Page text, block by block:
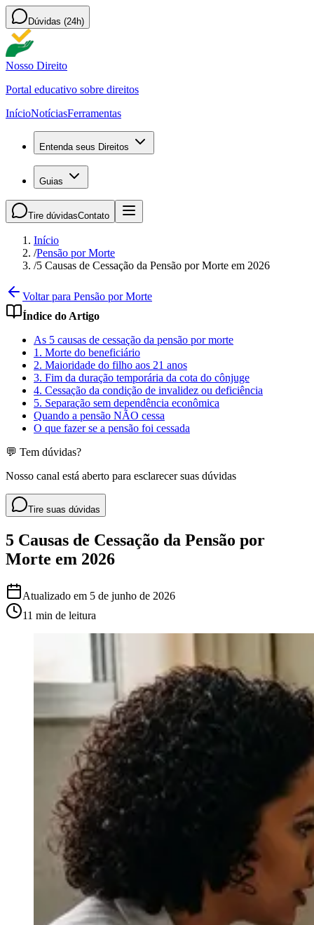
Dúvidas (24h)
Nosso Direito
Portal educativo sobre direitos
InícioNotíciasFerramentas
Entenda seus Direitos
Guias
Tire dúvidasContato
Início
/Pensão por Morte
/5 Causas de Cessação da Pensão por Morte em 2026
Voltar para Pensão por Morte
Índice do Artigo
As 5 causas de cessação da pensão por morte
1. Morte do beneficiário
2. Maioridade do filho aos 21 anos
3. Fim da duração temporária da cota do cônjuge
4. Cessação da condição de invalidez ou deficiência
5. Separação sem dependência econômica
Quando a pensão NÃO cessa
O que fazer se a pensão foi cessada
💬 Tem dúvidas?
Nosso canal está aberto para esclarecer suas dúvidas
Tire suas dúvidas
5 Causas de Cessação da Pensão por
Morte em 2026
Atualizado em 5 de junho de 2026
11 min de leitura